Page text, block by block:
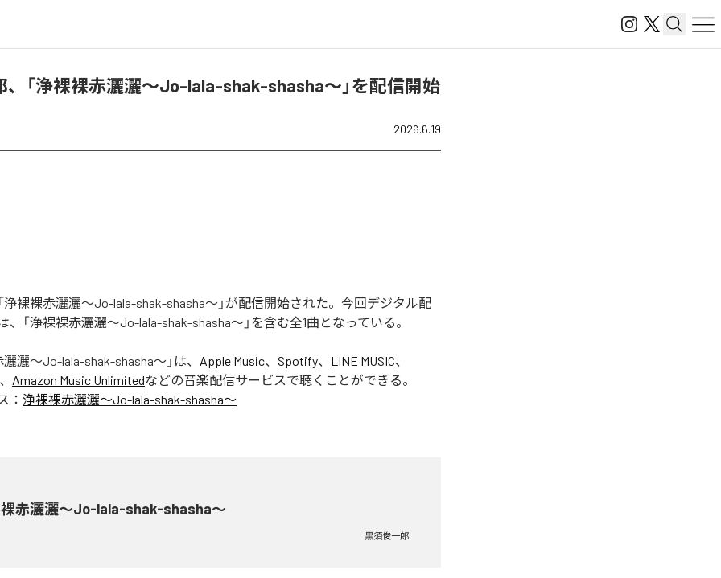
、「浄裸裸赤灑灑〜Jo-lala-shak-shasha〜」を配信開始
2026.6.19
浄裸裸赤灑灑〜Jo-lala-shak-shasha〜」が配信開始された。今回デジタル配
、「浄裸裸赤灑灑〜Jo-lala-shak-shasha〜」を含む全1曲となっている。
灑〜Jo-lala-shak-shasha〜 」は、 Apple Music、 Spotify、 LINE MUSIC、
、 Amazon Music Unlimitedなどの音楽配信サービスで聴くことができる。
： 浄裸裸赤灑灑〜Jo-lala-shak-shasha〜
赤灑灑〜Jo-lala-shak-shasha〜
黒須俊一郎